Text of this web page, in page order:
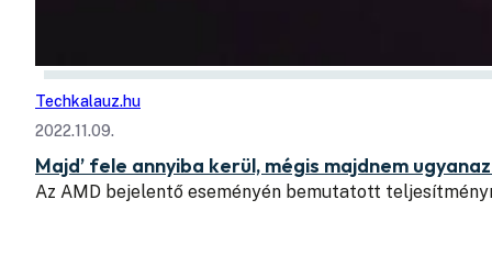
Techkalauz.hu
2022.11.09.
Majd’ fele annyiba kerül, mégis majdnem
Az AMD bejelentő eseményén bemutatott